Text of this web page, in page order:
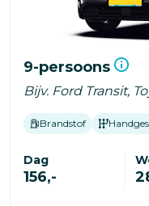
9-persoons
Bijv. Ford Transit,
Brandstof
Dag
156,-